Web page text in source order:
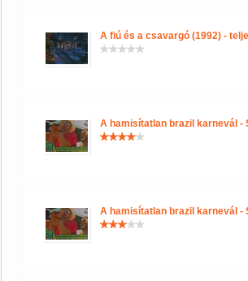
A fiú és a csavargó (1992) -
A hamisítatlan brazil karnevál -
A hamisítatlan brazil karnevál -